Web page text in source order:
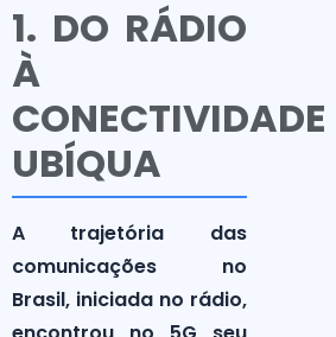
1. DO RÁDIO
À
CONECTIVIDADE
UBÍQUA
A trajetória das
comunicações no
Brasil, iniciada no rádio,